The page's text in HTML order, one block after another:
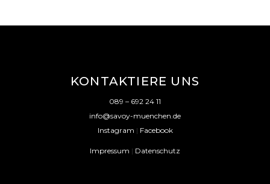
L
KONTAKTIERE UNS
089 – 692 24 11
info@savoy-muenchen.de
Instagram | Facebook
Impressum | Datenschutz